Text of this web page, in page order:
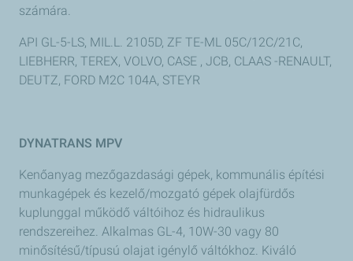
számára.
API GL-5-LS, MIL.L. 2105D, ZF TE-ML 05C/12C/21C,
LIEBHERR, TEREX, VOLVO, CASE , JCB, CLAAS -RENAULT,
DEUTZ, FORD M2C 104A, STEYR
DYNATRANS MPV
Kenőanyag mezőgazdasági gépek, kommunális építési
munkagépek és kezelő/mozgató gépek olajfürdős
kuplunggal működő váltóihoz és hidraulikus
rendszereihez. Alkalmas GL-4, 10W-30 vagy 80
minősítésű/típusú olajat igénylő váltókhoz. Kiváló